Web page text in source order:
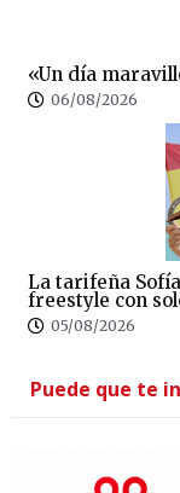
«Un día
06/08/2026
La tarifeña
freestyle con
05/08/2026
Puede que te